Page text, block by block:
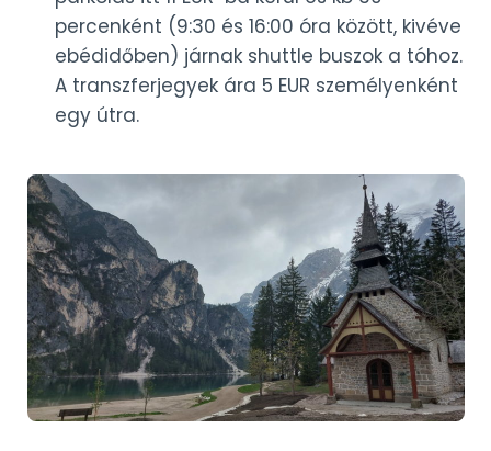
percenként (9:30 és 16:00 óra között, kivéve
ebédidőben) járnak shuttle buszok a tóhoz.
A transzferjegyek ára 5 EUR személyenként
egy útra.